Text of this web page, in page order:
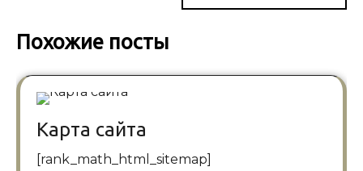
Похожие посты
Карта сайта
[rank_math_html_sitemap]